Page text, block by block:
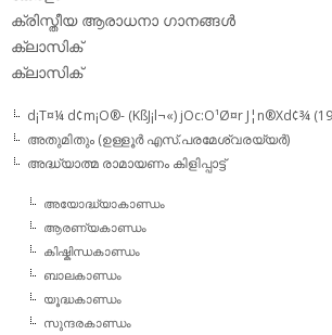
ക്രിസ്തീയ ആരാധനാ ഗാനങ്ങള്‍
ക്ലാസിക്‌
ക്ലാസിക്
d¡T¤¼ d¢m¡O®- (KßJ¡l¬«) jOc:O¹Ø¤r J¦n®Xd¢¾
അതുമിതും (ഉള്ളൂര്‍ എസ്.പരമേശ്വരയ്യര്‍)
അദ്ധ്യാത്മ രാമായണം കിളിപ്പാട്ട്‌
അയോദ്ധ്യാകാണ്ഡം
ആരണ്യകാണ്ഡം
കിഷ്കിന്ധകാണ്ഡം
ബാലകാണ്ഡം
യൂദ്ധകാണ്ഡം
സുന്ദരകാണ്ഡം